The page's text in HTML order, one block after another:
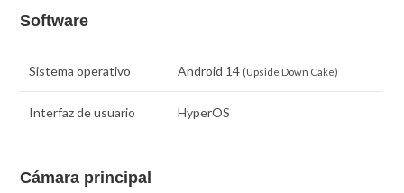
Software
Sistema operativo Android 14 (Upside Down Cake)
Interfaz de usuario HyperOS
Cámara principal